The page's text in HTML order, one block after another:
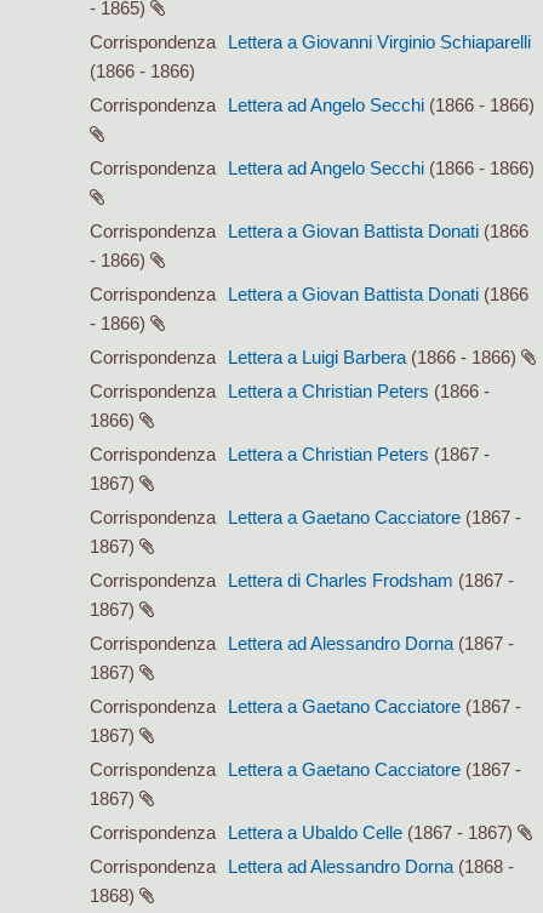
- 1865)
Corrispondenza
Lettera a Giovanni Virginio Schiaparelli
(1866 - 1866)
Corrispondenza
Lettera ad Angelo Secchi (1866 - 1866)
Corrispondenza Lettera ad Angelo Secchi (1866 - 1866)
Corrispondenza Lettera a Giovan Battista Donati (1866
- 1866)
Corrispondenza
Lettera a Giovan Battista Donati (1866
- 1866)
Corrispondenza
Lettera a Luigi Barbera (1866 - 1866)
Corrispondenza
Lettera a Christian Peters (1866 -
1866)
Corrispondenza
Lettera a Christian Peters (1867 -
1867)
Corrispondenza
Lettera a Gaetano Cacciatore (1867 -
1867)
Corrispondenza
Lettera di Charles Frodsham (1867 -
1867)
Corrispondenza
Lettera ad Alessandro Dorna (1867 -
1867)
Corrispondenza
Lettera a Gaetano Cacciatore (1867 -
1867)
Corrispondenza
Lettera a Gaetano Cacciatore (1867 -
1867)
Corrispondenza
Lettera a Ubaldo Celle (1867 - 1867)
Corrispondenza
Lettera ad Alessandro Dorna (1868 -
1868)